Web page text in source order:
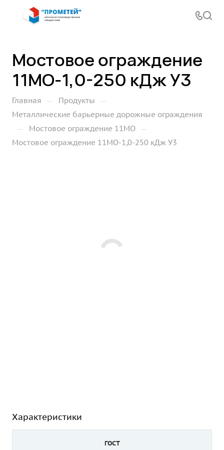
Мостовое ограждение
11МО-1,0-250 кДж У3
Главная — Продукты —
Металлические барьерные дорожные ограждения
— Мостовое ограждение 11МО —
Мостовое ограждение 11МО-1,0-250 кДж У3
Характеристики
ГОСТ